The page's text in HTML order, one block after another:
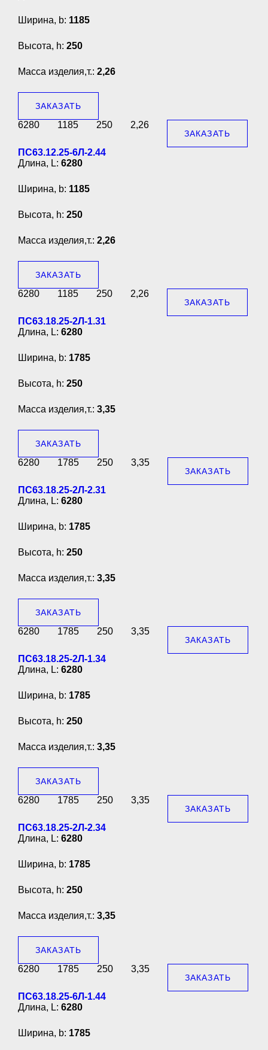
Ширина, b: 1185
Высота, h: 250
Масса изделия,т.: 2,26
ЗАКАЗАТЬ
6280 1185 250 2,26
ЗАКАЗАТЬ
ПС63.12.25-6Л-2.44
Длина, L: 6280
Ширина, b: 1185
Высота, h: 250
Масса изделия,т.: 2,26
ЗАКАЗАТЬ
6280 1185 250 2,26
ЗАКАЗАТЬ
ПС63.18.25-2Л-1.31
Длина, L: 6280
Ширина, b: 1785
Высота, h: 250
Масса изделия,т.: 3,35
ЗАКАЗАТЬ
6280 1785 250 3,35
ЗАКАЗАТЬ
ПС63.18.25-2Л-2.31
Длина, L: 6280
Ширина, b: 1785
Высота, h: 250
Масса изделия,т.: 3,35
ЗАКАЗАТЬ
6280 1785 250 3,35
ЗАКАЗАТЬ
ПС63.18.25-2Л-1.34
Длина, L: 6280
Ширина, b: 1785
Высота, h: 250
Масса изделия,т.: 3,35
ЗАКАЗАТЬ
6280 1785 250 3,35
ЗАКАЗАТЬ
ПС63.18.25-2Л-2.34
Длина, L: 6280
Ширина, b: 1785
Высота, h: 250
Масса изделия,т.: 3,35
ЗАКАЗАТЬ
6280 1785 250 3,35
ЗАКАЗАТЬ
ПС63.18.25-6Л-1.44
Длина, L: 6280
Ширина, b: 1785